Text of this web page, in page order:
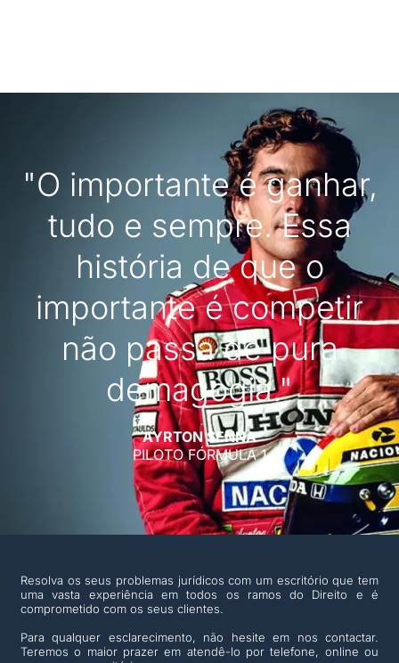
"O importante é ganhar,
tudo e sempre. Essa
história de que o
importante é competir
não passa de pura
demagogia."
AYRTON SENNA
PILOTO FÓRMULA 1
Resolva os seus problemas jurídicos com um escritório que tem
uma vasta experiência em todos os ramos do Direito e é
comprometido com os seus clientes.
Para qualquer esclarecimento, não hesite em nos contactar.
Teremos o maior prazer em atendê-lo por telefone, online ou